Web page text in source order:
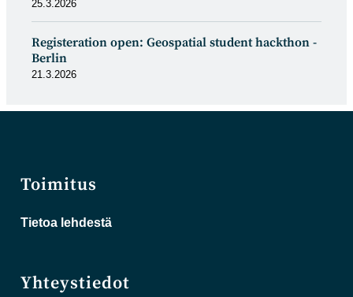
25.3.2026
Registeration open: Geospatial student hackthon -
Berlin
21.3.2026
Toimitus
Tietoa lehdestä
Yhteystiedot